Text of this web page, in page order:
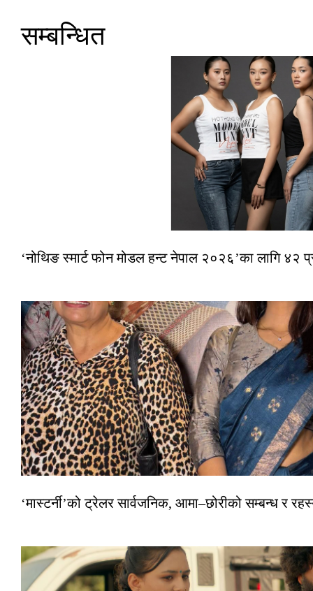
सम्बन्धित
‘नोथिङ स्मार्ट फोन मोडल हन्ट नेपाल २०२६’का लागि ४२
‘मास्टर्नी’को ट्रेलर सार्वजनिक, आमा–छोरीको सम्बन्ध र